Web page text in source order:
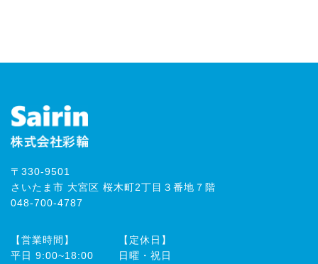
〒330-9501
さいたま市 大宮区 桜木町2丁目３番地７階
048-700-4787
【営業時間】
平⽇ 9:00~18:00
【定休日】
⽇曜・祝⽇